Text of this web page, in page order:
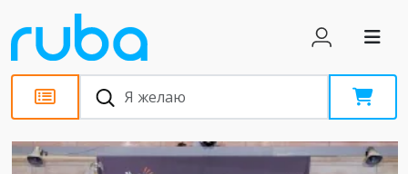
Новости